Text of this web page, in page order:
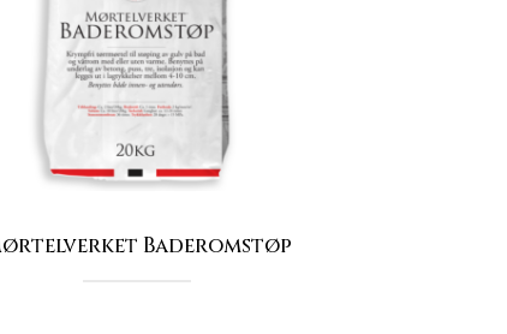
Baderomstøp